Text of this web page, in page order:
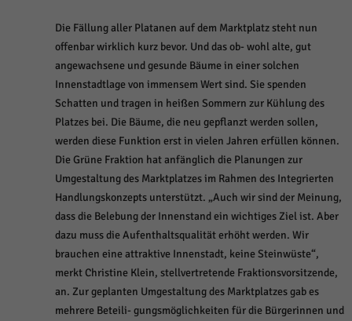
Die Fällung aller Platanen auf dem Marktplatz steht nun
offenbar wirklich kurz bevor. Und das ob- wohl alte, gut
angewachsene und gesunde Bäume in einer solchen
Innenstadtlage von immensem Wert sind. Sie spenden
Schatten und tragen in heißen Sommern zur Kühlung des
Platzes bei. Die Bäume, die neu gepflanzt werden sollen,
werden diese Funktion erst in vielen Jahren erfüllen können.
Die Grüne Fraktion hat anfänglich die Planungen zur
Umgestaltung des Marktplatzes im Rahmen des Integrierten
Handlungskonzepts unterstützt. „Auch wir sind der Meinung,
dass die Belebung der Innenstand ein wichtiges Ziel ist. Aber
dazu muss die Aufenthaltsqualität erhöht werden. Wir
brauchen eine attraktive Innenstadt, keine Steinwüste“,
merkt Christine Klein, stellvertretende Fraktionsvorsitzende,
an. Zur geplanten Umgestaltung des Marktplatzes gab es
mehrere Beteili- gungsmöglichkeiten für die Bürgerinnen und